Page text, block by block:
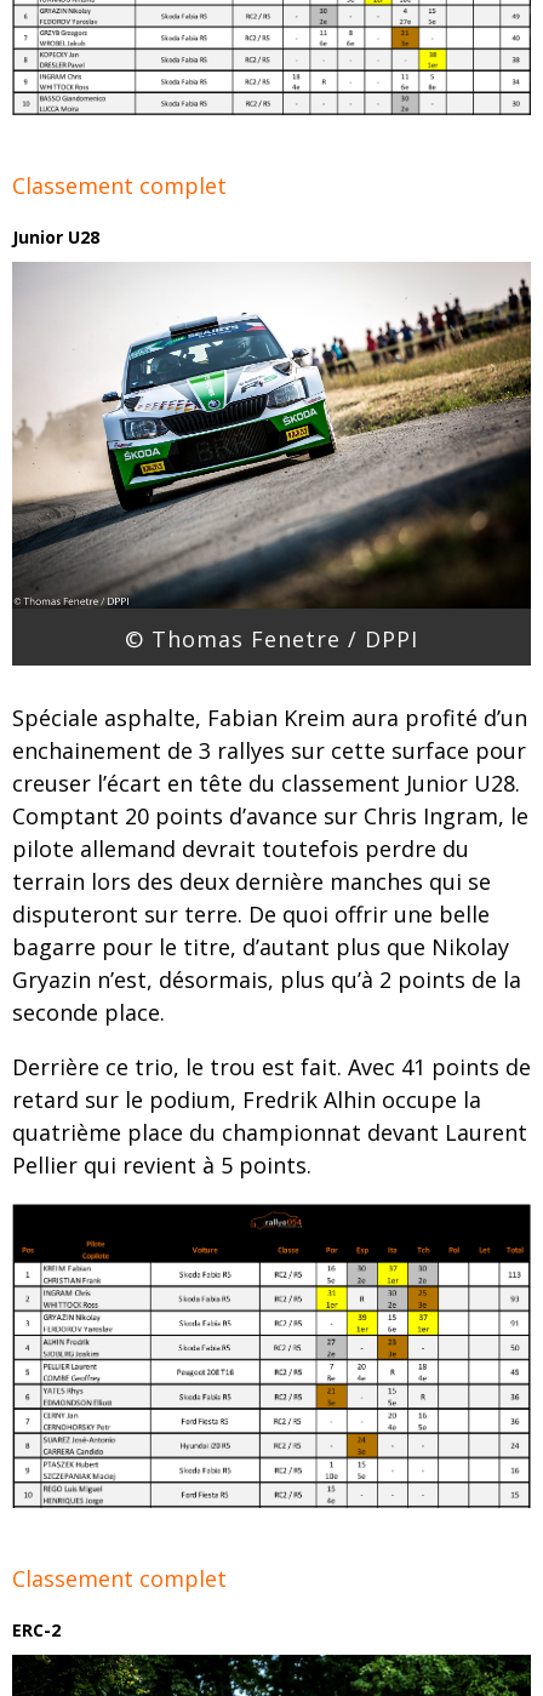
Classement complet
Junior U28
© Thomas Fenetre / DPPI
Spéciale asphalte, Fabian Kreim aura profité d’un
enchainement de 3 rallyes sur cette surface pour
creuser l’écart en tête du classement Junior U28.
Comptant 20 points d’avance sur Chris Ingram, le
pilote allemand devrait toutefois perdre du
terrain lors des deux dernière manches qui se
disputeront sur terre. De quoi offrir une belle
bagarre pour le titre, d’autant plus que Nikolay
Gryazin n’est, désormais, plus qu’à 2 points de la
seconde place.
Derrière ce trio, le trou est fait. Avec 41 points de
retard sur le podium, Fredrik Alhin occupe la
quatrième place du championnat devant Laurent
Pellier qui revient à 5 points.
Classement complet
ERC-2